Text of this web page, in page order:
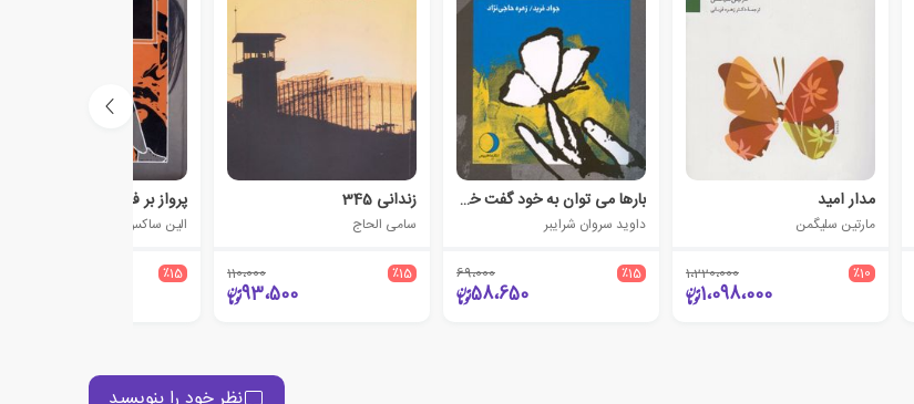
مدار امید
مارتین سلیگمن
٪10 1،220،000
1،098،000
بارها می توان به خود گفت خداحافظ
داوید سروان شرایبر
٪15 69،000
58،650
زندانی 345
سامی الحاج
٪15 110،000
93،500
پرواز بر فراز جنون
الین ساکس
٪15